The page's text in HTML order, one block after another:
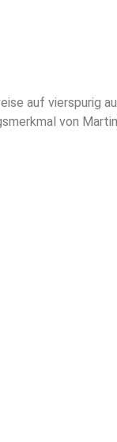
auf vierspurig
von